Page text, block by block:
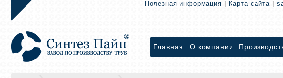
Полезная информация Карта сайта
Главная О компании